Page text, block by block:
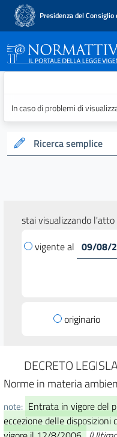
Presidenza del
In caso di problemi di
Ricerca semplice
stai visualizzando l'atto
vigente al
originario
DECRETO
Norme in materia
note: Entrata in vigore del
eccezione delle